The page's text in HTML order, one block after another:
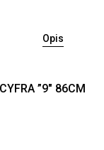
Opis
”9″ 86CM